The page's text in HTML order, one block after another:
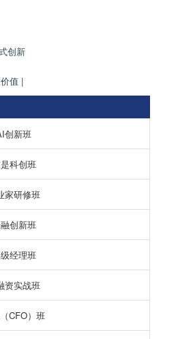
创新
值 |
创新班
科创班
家研修班
创新班
经理班
资实战班
CFO）班